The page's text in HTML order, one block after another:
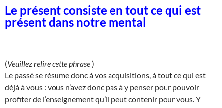
Le présent consiste en tout ce qui est
présent dans notre mental
(Veuillez relire cette phrase)
Le passé se résume donc à vos acquisitions, à tout ce qui est
déjà à vous : vous n’avez donc pas à y penser pour pouvoir
profiter de l’enseignement qu’il peut contenir pour vous. Y